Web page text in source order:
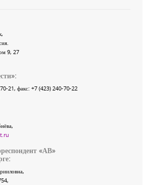
,
9, 27
»:
21, факс: +7 (423) 240-70-22
«АВ»